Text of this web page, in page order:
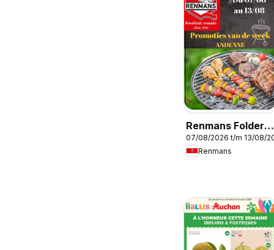
Renmans Folder /
Publicité
07/08/2026 t/m 13/08/
Renmans